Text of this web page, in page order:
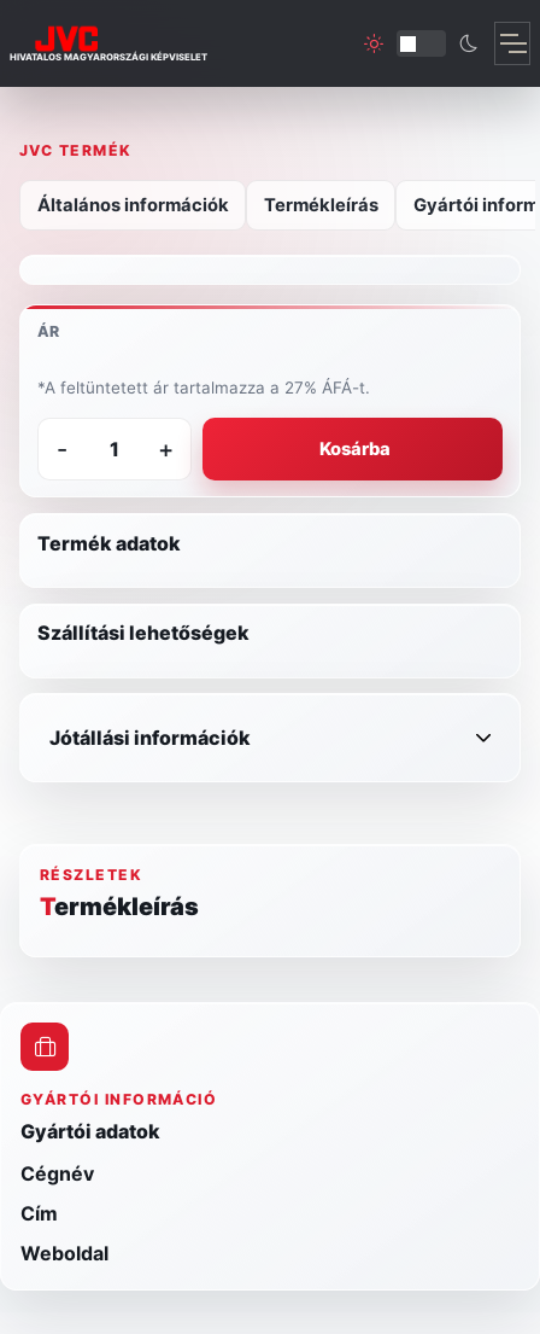
HIVATALOS MAGYARORSZÁGI KÉPVISELET
JVC TERMÉK
Általános információk Termékleírás Gyártói
ÁR
*A feltüntetett ár tartalmazza a 27% ÁFÁ-t.
- + Kosárba
Termék adatok
Szállítási lehetőségek
Jótállási információk
RÉSZLETEK
Termékleírás
GYÁRTÓI INFORMÁCIÓ
Gyártói adatok
Cégnév
Cím
Weboldal